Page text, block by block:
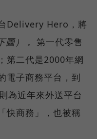
Delivery Hero，將
圖）
。第一代零售
第二代是2000年網
電子商務平台，到
為近年來外送平台
快商務」，也被稱